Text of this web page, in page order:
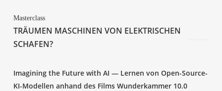
Mas­ter­class
TRÄU­MEN MASCHI­NEN VON ELEK­TRI­SCHEN
SCHAFEN?
Ima­gi­ning the Future with AI — Ler­nen von Open-Source-
KI-Model­len anhand des Films Wun­der­kam­mer 10.0